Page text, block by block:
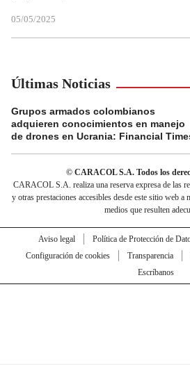
05/05/2025
Últimas Noticias
Grupos armados colombianos
adquieren conocimientos en manejo
de drones en Ucrania: Financial
© CARACOL S.A. Todos los
CARACOL S.A. realiza una reserva expresa de las
y otras prestaciones accesibles desde este sitio web a
medios que resulten
Aviso legal Política de Protección de
Configuración de cookies
Transparencia
Escríbanos